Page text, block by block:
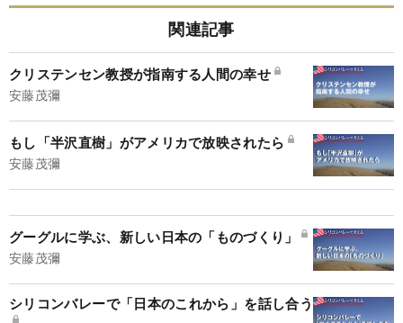
関連記事
クリステンセン教授が指南する人間の幸せ
安藤茂彌
もし「半沢直樹」がアメリカで放映されたら
安藤茂彌
グーグルに学ぶ、新しい日本の「ものづくり」
安藤茂彌
シリコンバレーで「日本のこれから」を話し合う